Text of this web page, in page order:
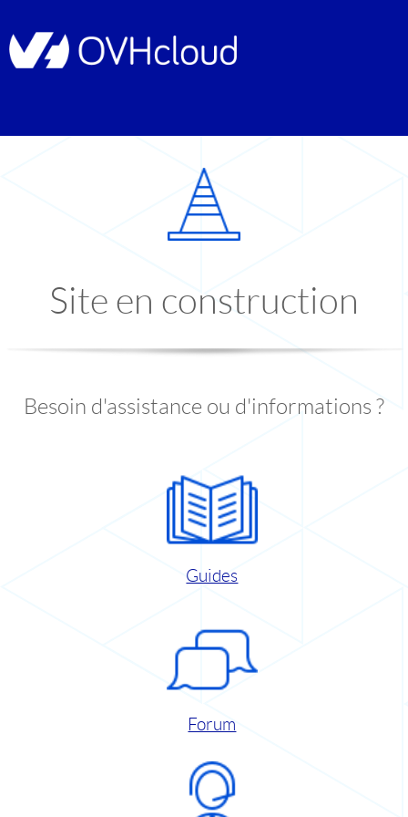
Site en construction
Besoin d'assistance ou d'informations ?
Guides
Forum